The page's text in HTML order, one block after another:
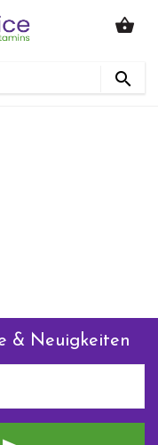
& Neuigkeiten